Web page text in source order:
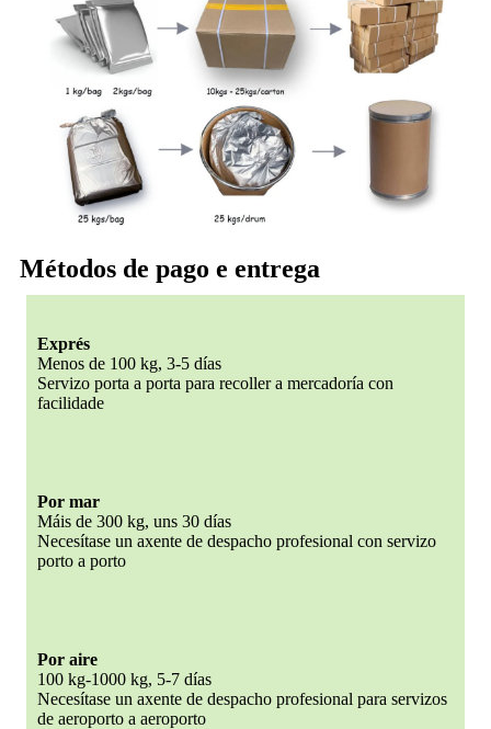
Métodos de pago e entrega
Exprés
Menos de 100 kg, 3-5 días
Servizo porta a porta para recoller a mercadoría con
facilidade
Por mar
Máis de 300 kg, uns 30 días
Necesítase un axente de despacho profesional con servizo
porto a porto
Por aire
100 kg-1000 kg, 5-7 días
Necesítase un axente de despacho profesional para servizos
de aeroporto a aeroporto